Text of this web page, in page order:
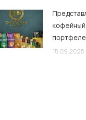
портфеле
15.09.2025